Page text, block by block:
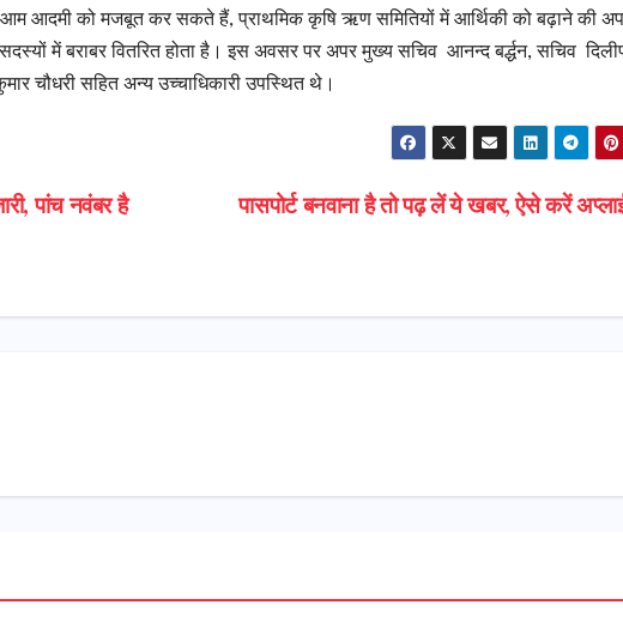
आदमी को मजबूत कर सकते हैं, प्राथमिक कृषि ऋण समितियों में आर्थिकी को बढ़ाने की
में बराबर वितरित होता है। इस अवसर पर अपर मुख्य सचिव आनन्द बर्द्धन, सचिव
चौधरी सहित अन्य उच्चाधिकारी उपस्थित थे।
पासपोर्ट बनवाना है तो पढ़ लें ये खबर, ऐसे करें
पांच नवंबर है